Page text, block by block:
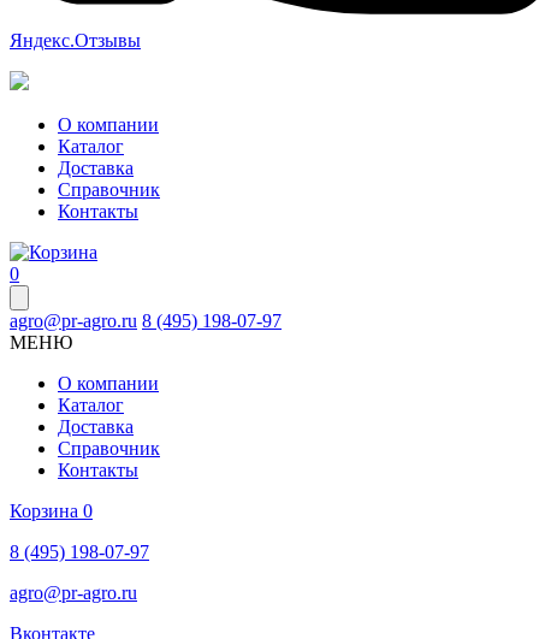
Яндекс.Отзывы
О компании
Каталог
Доставка
Справочник
Контакты
0
agro@pr-agro.ru 8 (495) 198-07-97
МЕНЮ
О компании
Каталог
Доставка
Справочник
Контакты
Корзина 0
8 (495) 198-07-97
agro@pr-agro.ru
Вконтакте